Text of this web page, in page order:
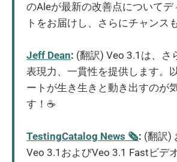
のAleが最新の改善点についてデ
トをお届けし、さらにチャンス
Jeff Dean: (翻訳) Veo 3.1は、さ
表現力、一貫性を提供します。
ートが生き生きと動き出すのが
す！☕
TestingCatalog News 🗞: (翻訳)
Veo 3.1およびVeo 3.1 Fastビデ